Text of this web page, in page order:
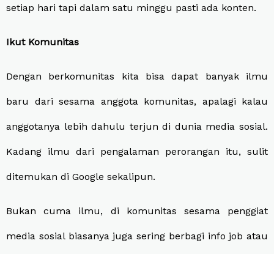
setiap hari tapi dalam satu minggu pasti ada konten.
Ikut Komunitas
Dengan berkomunitas kita bisa dapat banyak ilmu
baru dari sesama anggota komunitas, apalagi kalau
anggotanya lebih dahulu terjun di dunia media sosial.
Kadang ilmu dari pengalaman perorangan itu, sulit
ditemukan di Google sekalipun.
Bukan cuma ilmu, di komunitas sesama penggiat
media sosial biasanya juga sering berbagi info job atau